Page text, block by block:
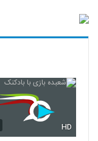
HD